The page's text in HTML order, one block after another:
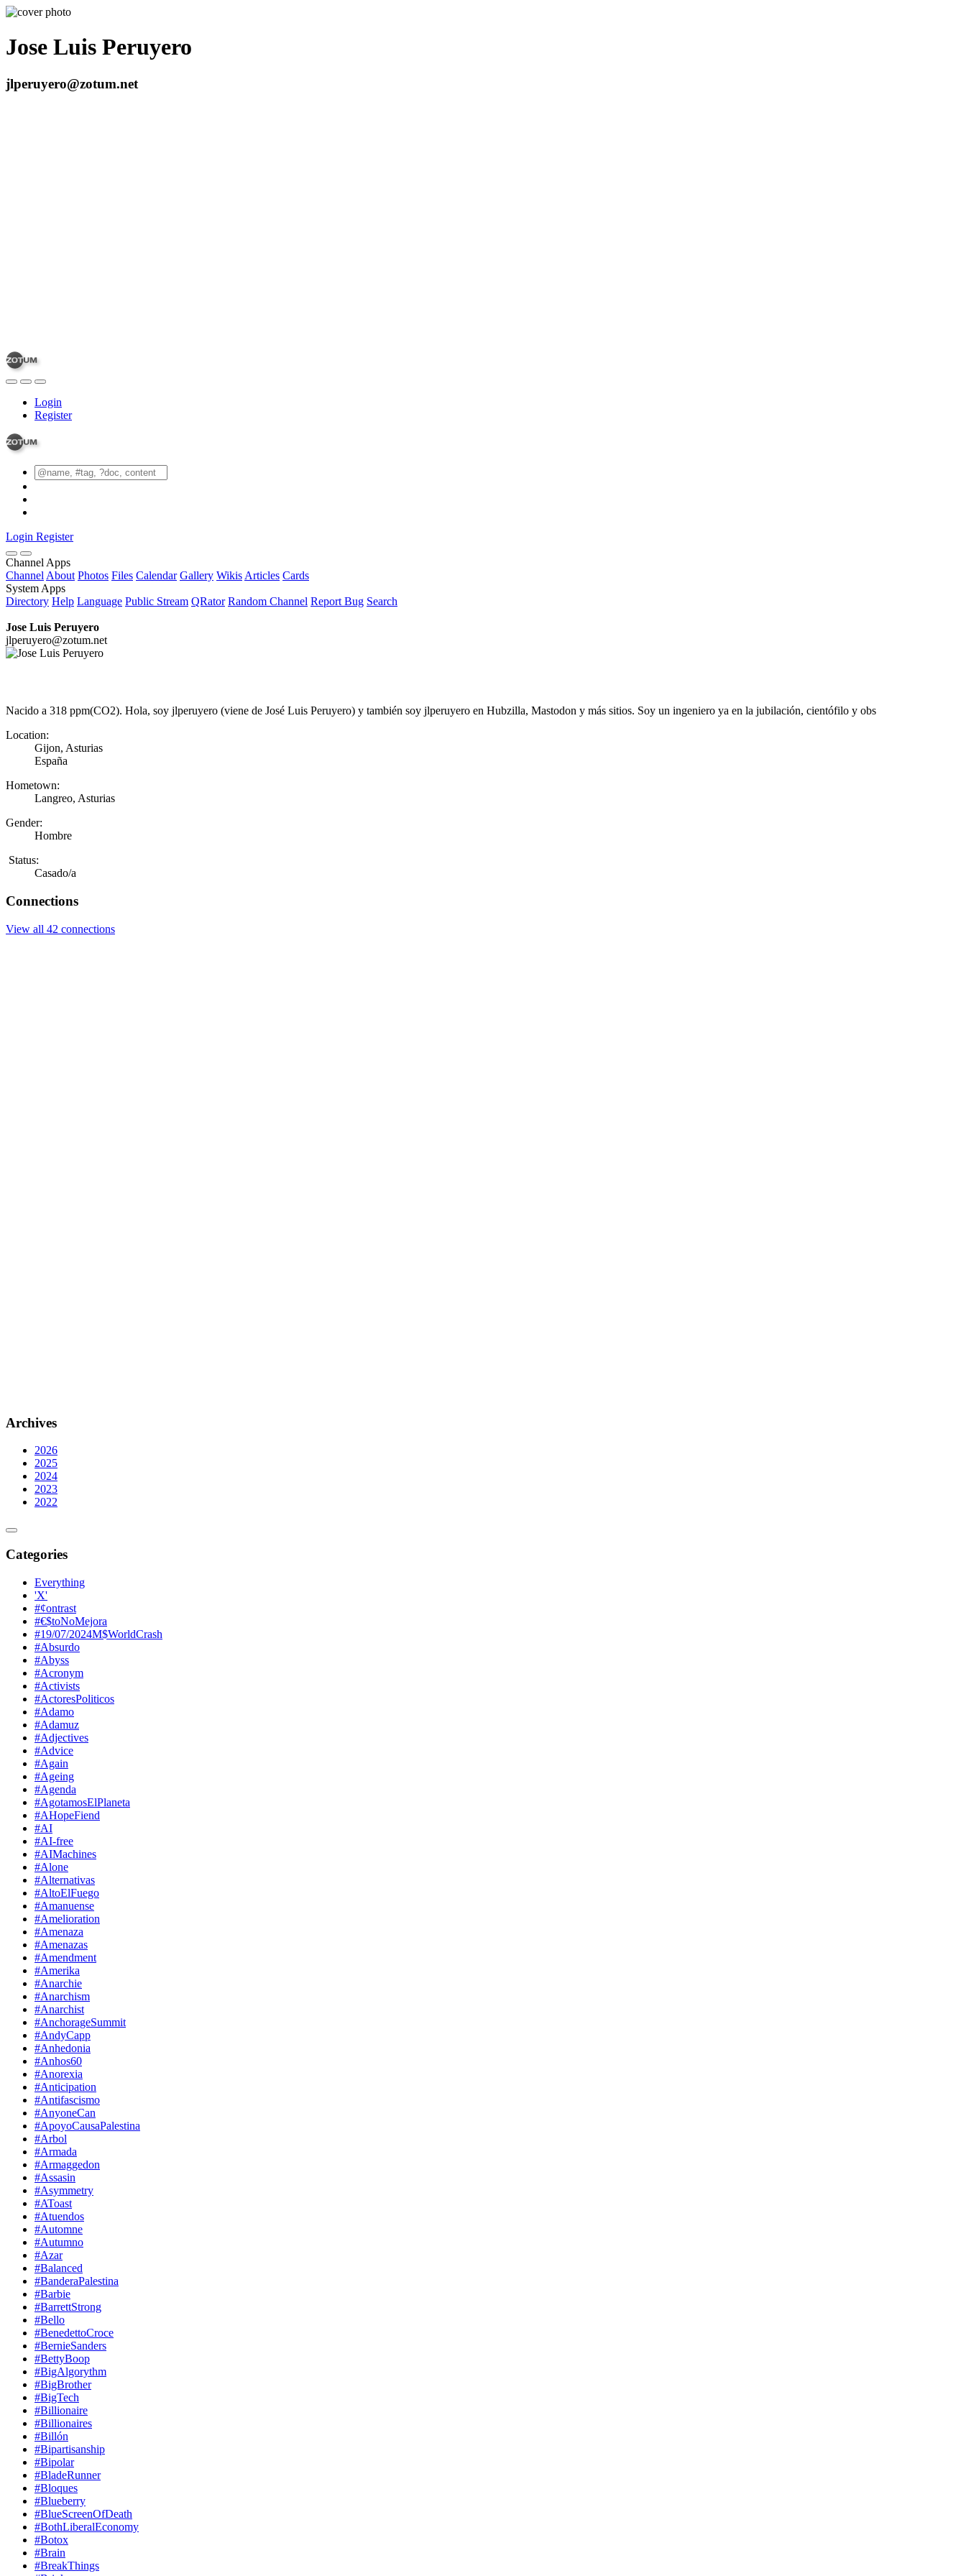
Jose Luis Peruyero
jlperuyero@zotum.net
Login
Register
Login Register
Channel Apps
Channel About Photos Files Calendar Gallery Wikis Articles Cards
System Apps
Directory Help Language Public Stream QRator Random Channel Report Bug Search
Jose Luis Peruyero
jlperuyero@zotum.net
Nacido a 318 ppm(CO2). Hola, soy jlperuyero (viene de José Luis Peruyero) y también soy jlperuyero en Hubzilla, Mastodon y más sitios. Soy un ingeniero ya en la jubilación, cientófilo y obs
Location:
Gijon, Asturias
España
Hometown:
Langreo, Asturias
Gender:
Hombre
Status:
Casado/a
Connections
View all 42 connections
Archives
2026
2025
2024
2023
2022
Categories
Everything
'X'
#¢ontrast
#€$toNoMejora
#19/07/2024M$WorldCrash
#Absurdo
#Abyss
#Acronym
#Activists
#ActoresPoliticos
#Adamo
#Adamuz
#Adjectives
#Advice
#Again
#Ageing
#Agenda
#AgotamosElPlaneta
#AHopeFiend
#AI
#AI-free
#AIMachines
#Alone
#Alternativas
#AltoElFuego
#Amanuense
#Amelioration
#Amenaza
#Amenazas
#Amendment
#Amerika
#Anarchie
#Anarchism
#Anarchist
#AnchorageSummit
#AndyCapp
#Anhedonia
#Anhos60
#Anorexia
#Anticipation
#Antifascismo
#AnyoneCan
#ApoyoCausaPalestina
#Arbol
#Armada
#Armaggedon
#Assasin
#Asymmetry
#AToast
#Atuendos
#Automne
#Autumno
#Azar
#Balanced
#BanderaPalestina
#Barbie
#BarrettStrong
#Bello
#BenedettoCroce
#BernieSanders
#BettyBoop
#BigAlgorythm
#BigBrother
#BigTech
#Billionaire
#Billionaires
#Billón
#Bipartisanship
#Bipolar
#BladeRunner
#Bloques
#Blueberry
#BlueScreenOfDeath
#BothLiberalEconomy
#Botox
#Brain
#BreakThings